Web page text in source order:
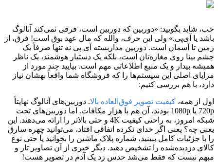
خب، شاید بگویید: «دوربین که دوربین است، فرقی نمی‌کند آنالوگ
باشد یا آی‌پی.» ولی این حرف، والله که مال عهد بوق است! فرق، از
زمین تا آسمان است. دوربین مداربسته آی پی نه تنها صرفاً یک
چشم بینا روی مغازه‌تان است، بلکه یک دستیار هوشمند، یک ناظر
همیشه بیدار و یک منبع اطلاعاتی مهم است. بیایید چند مورد از
مزایای اصلی این سیستم‌ها را که فروشگاه شما واقعاً بهشان نیاز
دارد، با هم بررسی کنیم:
اول از همه، کیفیت تصویر فوق‌العاده بالا. دوربین‌های آنالوگ نهایتاً
720p یا 1080p بودند، آن هم با هزار مکافات. اما دوربین‌های تحت
شبکه امروز، به راحتی کیفیت 4K و حتی بالاتر را ارائه می‌دهند. این
یعنی چه؟ یعنی اگر خدای نکرده اتفاقی افتاد، می‌توانید چهره سارق
را با جزئیات کامل ببینید، شماره پلاک ماشین را بخوانید یا حتی نوع
کالای دزدیده‌شده را تشخیص دهید. دیگر خبری از آن تصاویر تار و
مبهم نیست که فقط می‌شد حدس زد یک آدم در تصویر هست!